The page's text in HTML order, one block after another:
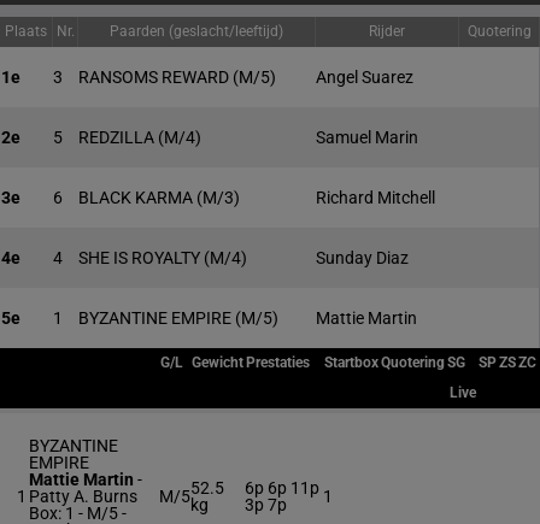
Plaats Nr. Paarden (geslacht/leeftijd) Rijder Quotering
1e 3 RANSOMS REWARD (M/5) Angel Suarez
2e 5 REDZILLA (M/4) Samuel Marin
3e 6 BLACK KARMA (M/3) Richard Mitchell
4e 4 SHE IS ROYALTY (M/4) Sunday Diaz
5e 1 BYZANTINE EMPIRE (M/5) Mattie Martin
G/L Gewicht Prestaties StartboxQuoteringSG SPZSZC
Live
1
BYZANTINE
EMPIRE
Mattie Martin -
Patty A. Burns
Box: 1 - M/5 -
M/552.5
kg
6p 6p 11p
3p 7p
1